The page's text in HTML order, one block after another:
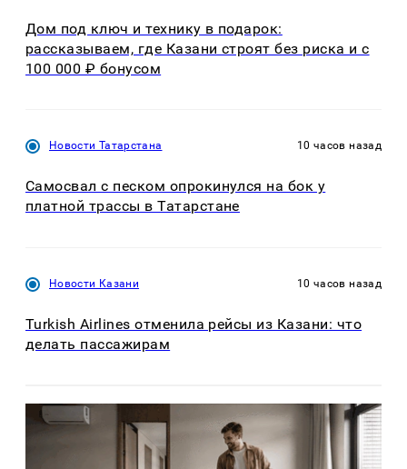
Дом под ключ и технику в подарок:
рассказываем, где Казани строят без риска и с
100 000 ₽ бонусом
Новости Татарстана 10 часов назад
Самосвал с песком опрокинулся на бок у
платной трассы в Татарстане
Новости Казани 10 часов назад
Turkish Airlines отменила рейсы из Казани: что
делать пассажирам